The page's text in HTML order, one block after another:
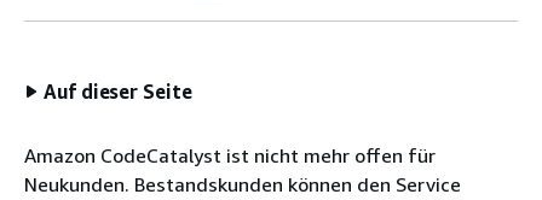
Auf dieser Seite
Amazon CodeCatalyst ist nicht mehr offen für
Neukunden. Bestandskunden können den Service